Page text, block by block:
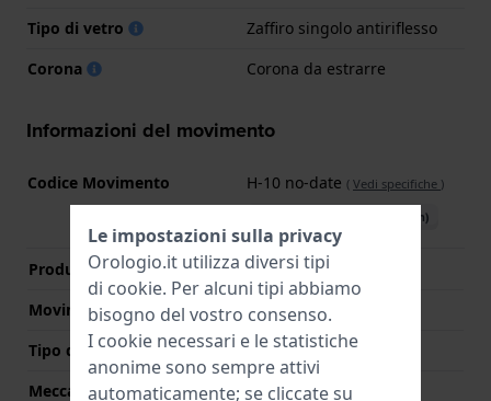
Tipo di vetro
Zaffiro singolo antiriflesso
Corona
Corona da estrarre
Informazioni del movimento
Codice Movimento H-10 no-date ( Vedi specifiche )
Scarica il manuale (English)
Produttore Movimento
ETA
Movimento svizzero
Si
Tipo di display
Analogico
Meccanismo
Meccanico automatico
Le impostazioni sulla privacy
Orologio.it utilizza diversi tipi
di cookie. Per alcuni tipi abbiamo
bisogno del vostro consenso.
I cookie necessari e le statistiche
anonime sono sempre attivi
automaticamente; se cliccate su